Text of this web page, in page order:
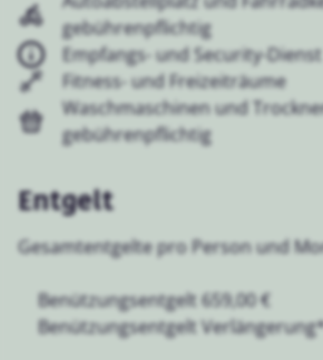
gebührenpflichtig
Empfangs- und Security-Dienst
Fitness- und Freizeiträume
Waschmaschinen und
gebührenpflichtig
Entgelt
Gesamtentgelte pro Person und
Benützungsentgelt 659,00 €
Benützungsentgelt